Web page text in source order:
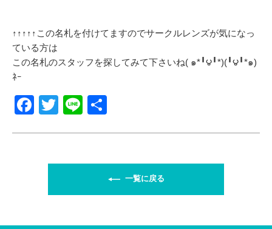
↑↑↑↑↑この名札を付けてますのでサークルレンズが気になっ
ている方は
この名札のスタッフを探してみて下さいね( ๑*╹౪╹*)(╹౪╹*๑)
ﾈｰ
F
o
T
er
Li
一覧に戻る